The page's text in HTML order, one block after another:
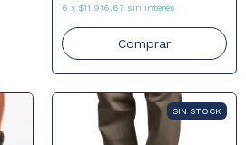
6 x $11.916,67 sin interés
Comprar
SIN STOCK